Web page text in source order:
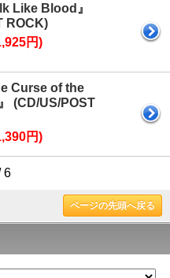
Like Blood』
ROCK)
円)
Curse of the
(CD/US/POST
円)
6
ページの先頭へ戻る